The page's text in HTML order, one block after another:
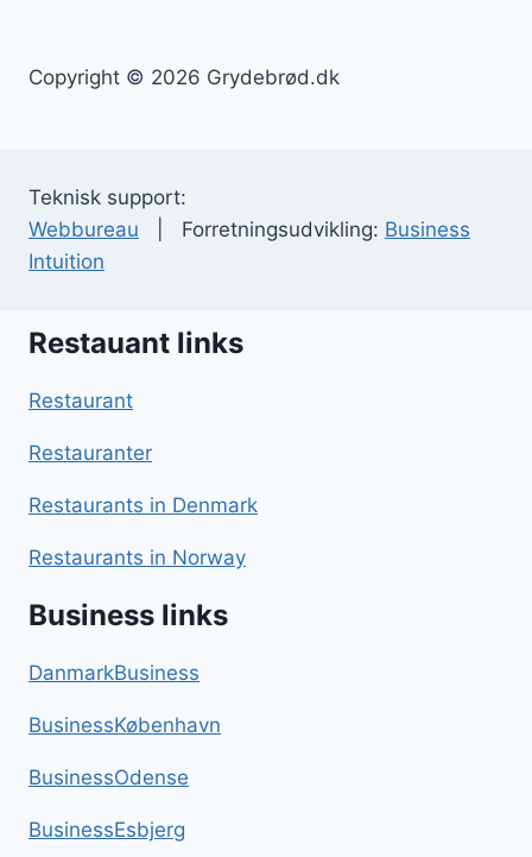
Copyright © 2026 Grydebrød.dk
Teknisk support:
Webbureau | Forretningsudvikling: Business
Intuition
Restauant links
Restaurant
Restauranter
Restaurants in Denmark
Restaurants in Norway
Business links
DanmarkBusiness
BusinessKøbenhavn
BusinessOdense
BusinessEsbjerg